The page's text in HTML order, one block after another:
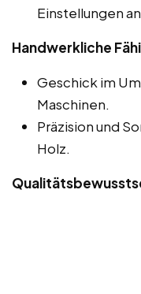
Einstellungen
Handwerkliche
Geschick im
Maschinen.
Präzision und
Holz.